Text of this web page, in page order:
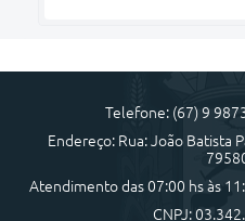
Telefone: (67) 9
Endereço: Rua: João Batista
Atendimento das 07:00 hs às
CNPJ: